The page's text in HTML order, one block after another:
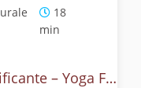
18
min
Flusso tonificante – Yoga Flow